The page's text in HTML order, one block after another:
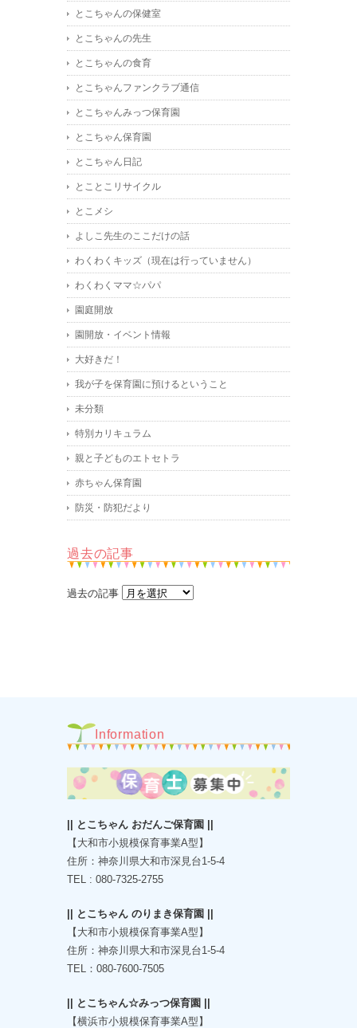
とこちゃんの保健室
とこちゃんの先生
とこちゃんの食育
とこちゃんファンクラブ通信
とこちゃんみっつ保育園
とこちゃん保育園
とこちゃん日記
とことこリサイクル
とこメシ
よしこ先生のここだけの話
わくわくキッズ（現在は行っていません）
わくわくママ☆パパ
園庭開放
園開放・イベント情報
大好きだ！
我が子を保育園に預けるということ
未分類
特別カリキュラム
親と子どものエトセトラ
赤ちゃん保育園
防災・防犯だより
過去の記事
過去の記事
Information
|| とこちゃん おだんご保育園 ||
【大和市小規模保育事業A型】
住所：神奈川県大和市深見台1-5-4
TEL : 080-7325-2755
|| とこちゃん のりまき保育園 ||
【大和市小規模保育事業A型】
住所：神奈川県大和市深見台1-5-4
TEL：080-7600-7505
|| とこちゃん☆みっつ保育園 ||
【横浜市小規模保育事業A型】